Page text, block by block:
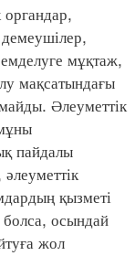
демеушілер,
мұқтаж,
мақсатындағы
Әлеуметтік
пайдалы
қызметі
болса, осындай
жол